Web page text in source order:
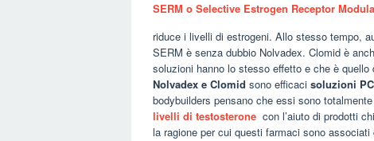
SERM o Selective Estrogen Receptor
riduce i livelli di estrogeni. Allo stesso tempo,
SERM è senza dubbio Nolvadex. Clomid è
soluzioni hanno lo stesso effetto e che è
Nolvadex e Clomid sono efficaci soluzioni
bodybuilders pensano che essi sono
livelli di testosterone con l’aiuto di prodotti
la ragione per cui questi farmaci sono